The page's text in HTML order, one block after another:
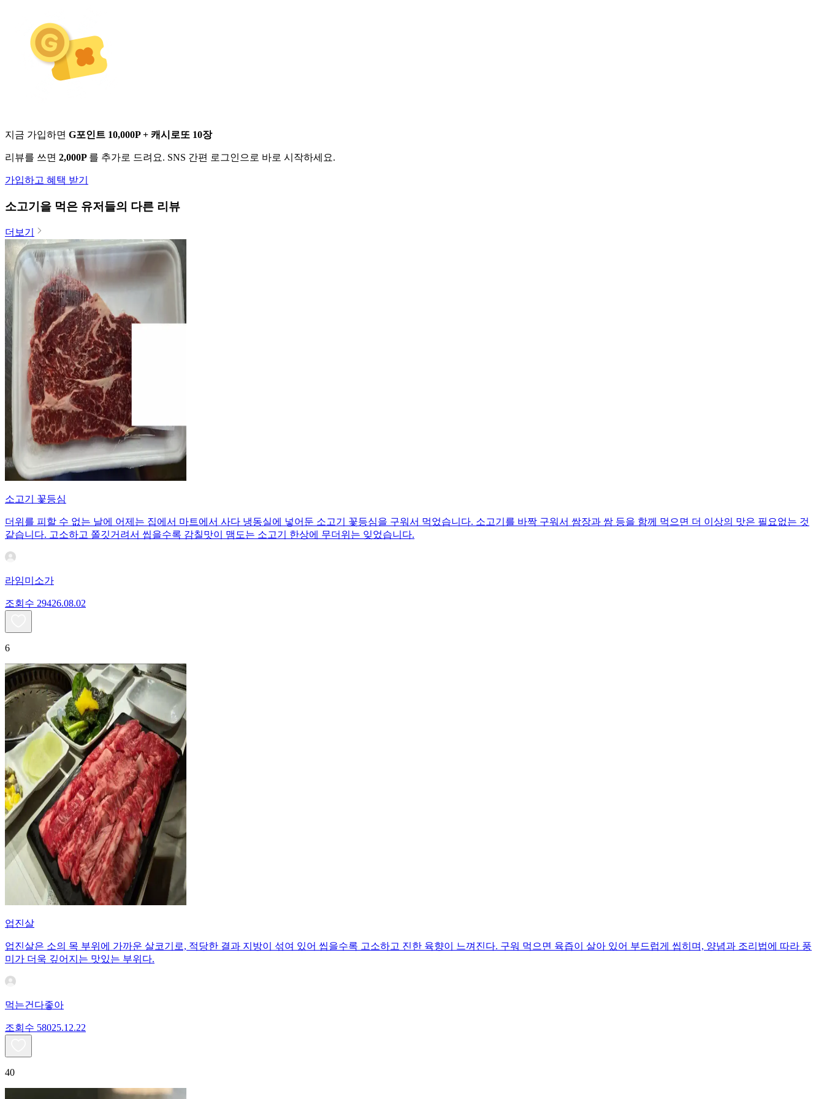
지금 가입하면 G포인트 10,000P + 캐시로또 10장
리뷰를 쓰면 2,000P 를 추가로 드려요. SNS 간편 로그인으로 바로 시작하세요.
가입하고 혜택 받기
소고기 을 먹은 유저들의 다른 리뷰
더보기
소고기 꽃등심
더위를 피할 수 없는 날에 어제는 집에서 마트에서 사다 냉동실에 넣어둔 소고기 꽃등심을 구워서 먹었습니다. 소고기를 바짝 구워서 쌈장과 쌈 등을 함께 먹으면 더 이상의 맛은 필요없는 것
같습니다. 고소하고 쫄깃거려서 씹을수록 감칠맛이 맴도는 소고기 한상에 무더위는 잊었습니다.
라임미소가
조회수 29426.08.02
6
업진살
업진살은 소의 목 부위에 가까운 살코기로, 적당한 결과 지방이 섞여 있어 씹을수록 고소하고 진한 육향이 느껴진다. 구워 먹으면 육즙이 살아 있어 부드럽게 씹히며, 양념과 조리법에 따라 풍
미가 더욱 깊어지는 맛있는 부위다.
먹는건다좋아
조회수 58025.12.22
40